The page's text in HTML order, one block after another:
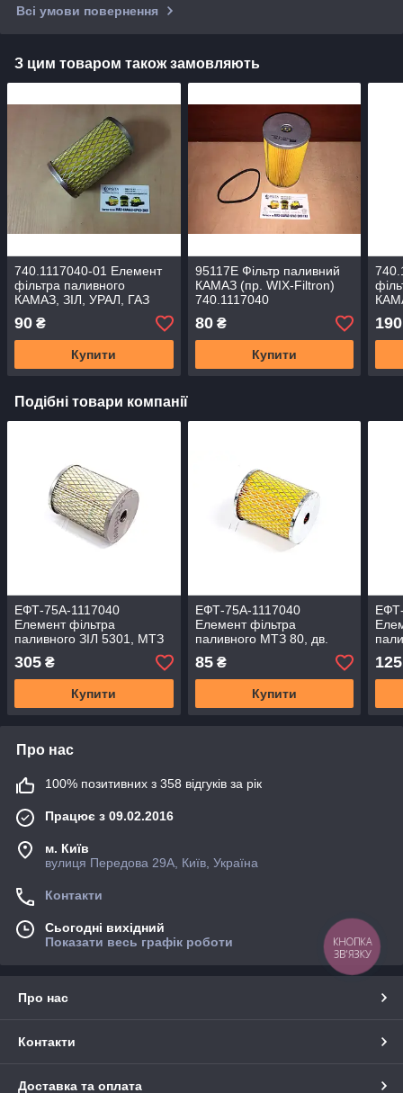
Всі умови повернення
З цим товаром також замовляють
740.1117040-01 Елемент
фільтра паливного
КАМАЗ, ЗІЛ, УРАЛ, ГАЗ
4301 метал.
90 ₴
Купити
95117E Фільтр паливний
КАМАЗ (пр. WIX-Filtron)
740.1117040
80₴
Купити
ГАЗ
190
Подібні товари компанії
ЕФТ-75А-1117040
Елемент фільтра
паливного ЗІЛ 5301, МТЗ
240-1117030
305 ₴
Купити
ЕФТ-75А-1117040
Елемент фільтра
паливного МТЗ 80, дв.
1117030
85₴
Купити
125
Про нас
100% позитивних з 358 відгуків за рік
Працює з 09.02.2016
м. Київ
вулиця Передова 29А, Київ, Україна
Контакти
Сьогодні вихідний
Показати весь графік роботи
Про нас
Контакти
Доставка та оплата
КНОПКА
ЗВ'ЯЗКУ